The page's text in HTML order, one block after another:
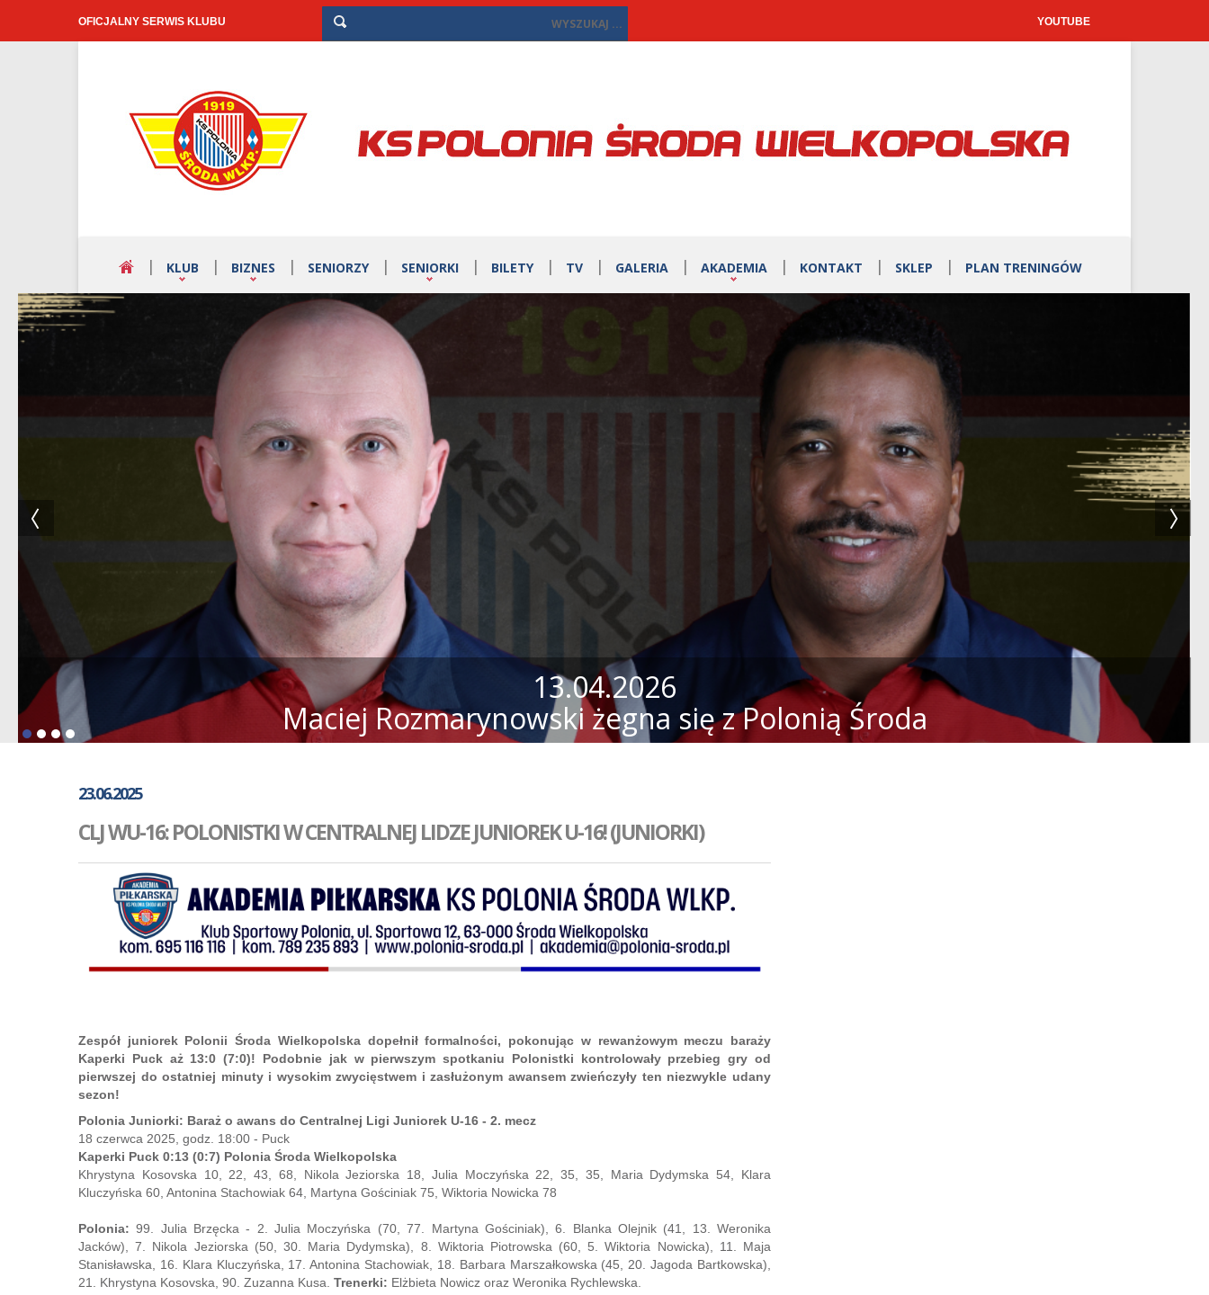
OFICJALNY SERWIS KLUBU YOUTUBE
KLUB BIZNES SENIORZY SENIORKI BILETY TV GALERIA AKADEMIA KONTAKT SKLEP PLAN TRENINGÓW
13.04.2026
Maciej Rozmarynowski żegna się z Polonią Środa
23.06.2025
CLJ WU-16: POLONISTKI W CENTRALNEJ LIDZE JUNIOREK U-16! (JUNIORKI)
Zespół juniorek Polonii Środa Wielkopolska dopełnił formalności, pokonując w rewanżowym meczu baraży
Kaperki Puck aż 13:0 (7:0)! Podobnie jak w pierwszym spotkaniu Polonistki kontrolowały przebieg gry od
pierwszej do ostatniej minuty i wysokim zwycięstwem i zasłużonym awansem zwieńczyły ten niezwykle udany
sezon!
Polonia Juniorki: Baraż o awans do Centralnej Ligi Juniorek U-16 - 2. mecz
18 czerwca 2025, godz. 18:00 - Puck
Kaperki Puck 0:13 (0:7) Polonia Środa Wielkopolska
Khrystyna Kosovska 10, 22, 43, 68, Nikola Jeziorska 18, Julia Moczyńska 22, 35, 35, Maria Dydymska 54, Klara
Kluczyńska 60, Antonina Stachowiak 64, Martyna Gościniak 75, Wiktoria Nowicka 78
Polonia: 99. Julia Brzęcka - 2. Julia Moczyńska (70, 77. Martyna Gościniak), 6. Blanka Olejnik (41, 13. Weronika
Jacków), 7. Nikola Jeziorska (50, 30. Maria Dydymska), 8. Wiktoria Piotrowska (60, 5. Wiktoria Nowicka), 11. Maja
Stanisławska, 16. Klara Kluczyńska, 17. Antonina Stachowiak, 18. Barbara Marszałkowska (45, 20. Jagoda Bartkowska),
21. Khrystyna Kosovska, 90. Zuzanna Kusa. Trenerki: Elżbieta Nowicz oraz Weronika Rychlewska.